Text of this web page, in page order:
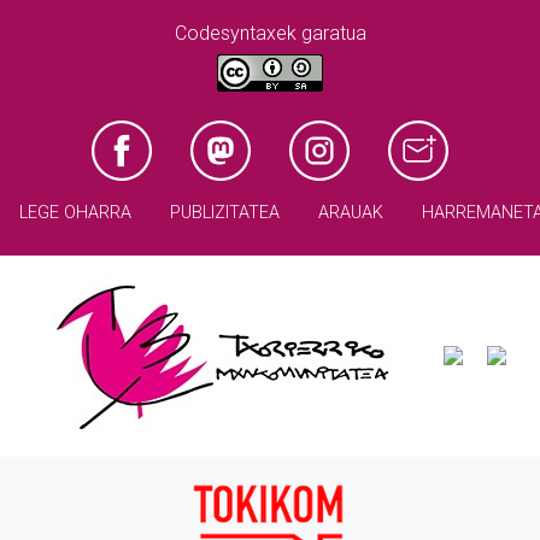
Codesyntaxek garatua
LEGE OHARRA PUBLIZITATEA ARAUAK